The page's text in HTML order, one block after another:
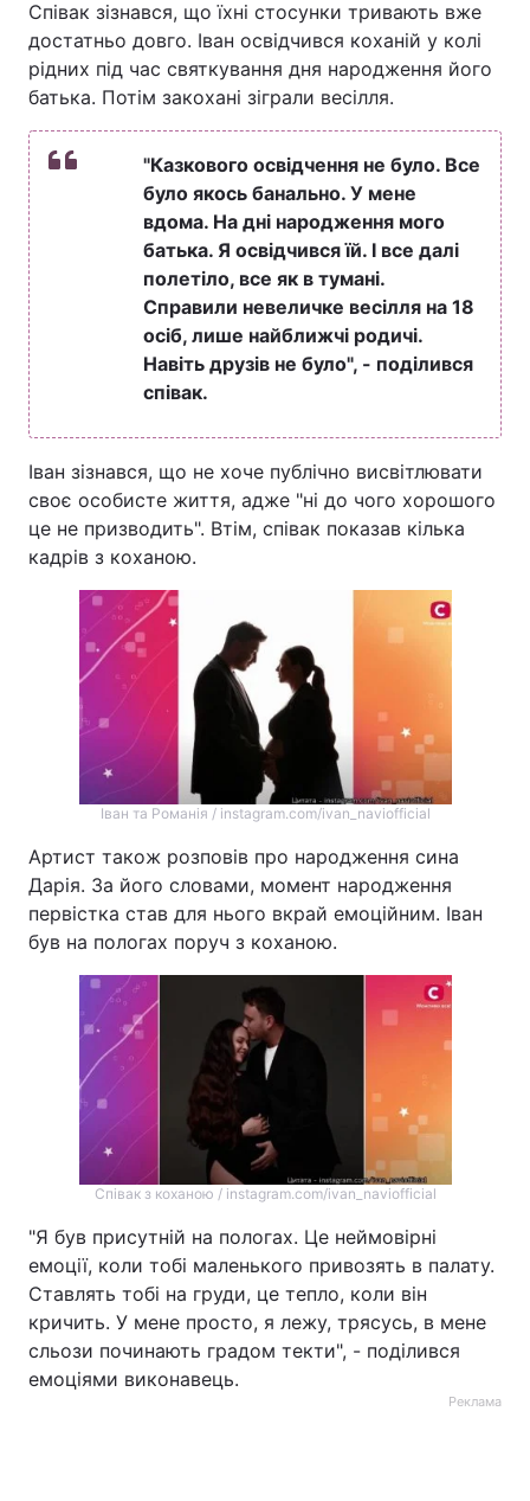
Співак зізнався, що їхні стосунки тривають вже
достатньо довго. Іван освідчився коханій у колі
рідних під час святкування дня народження його
батька. Потім закохані зіграли весілля.
"Казкового освідчення не було. Все
було якось банально. У мене
вдома. На дні народження мого
батька. Я освідчився їй. І все далі
полетіло, все як в тумані.
Справили невеличке весілля на 18
осіб, лише найближчі родичі.
Навіть друзів не було", - поділився
співак.
Іван зізнався, що не хоче публічно висвітлювати
своє особисте життя, адже "ні до чого хорошого
це не призводить". Втім, співак показав кілька
кадрів з коханою.
Іван та Романія / instagram.com/ivan_naviofficial
Артист також розповів про народження сина
Дарія. За його словами, момент народження
первістка став для нього вкрай емоційним. Іван
був на пологах поруч з коханою.
Співак з коханою / instagram.com/ivan_naviofficial
"Я був присутній на пологах. Це неймовірні
емоції, коли тобі маленького привозять в палату.
Ставлять тобі на груди, це тепло, коли він
кричить. У мене просто, я лежу, трясусь, в мене
сльози починають градом текти", - поділився
емоціями виконавець.
Реклама